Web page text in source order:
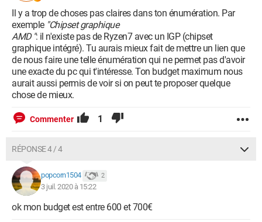
Accessoires fournis
CDs de pilotes
Disponibilité des pièces détachées
48 mois
Ecran tactile
Sans système d'exploitation
Poids du produit
14,95 Kg
Il y a trop de choses pas claires dans ton énumération. Par
exemple "Chipset graphique
AMD ": il n'existe pas de Ryzen7 avec un IGP (chipset
graphique intégré). Tu aurais mieux fait de mettre un lien que
de nous faire une telle énumération qui ne permet pas d'avoir
une exacte du pc qui t'intéresse. Ton budget maximum nous
aurait aussi permis de voir si on peut te proposer quelque
chose de mieux.
Commenter 1
RÉPONSE 4 / 4
popcorn1504 2
3 juil. 2020 à 15:22
ok mon budget est entre 600 et 700€